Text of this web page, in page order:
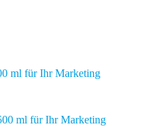
ml für Ihr Marketing